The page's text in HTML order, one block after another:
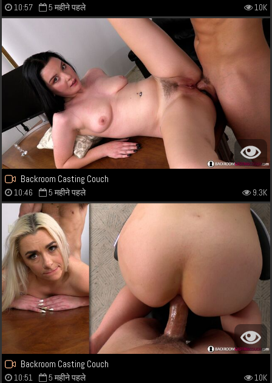
10:57 5 महीने पहले 10K
Backroom Casting Couch
10:46 5 महीने पहले 9.3K
Backroom Casting Couch
10:51 5 महीने पहले 10K